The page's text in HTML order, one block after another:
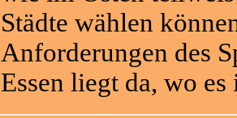
Städte wählen
Anforderungen des
Essen liegt da, wo